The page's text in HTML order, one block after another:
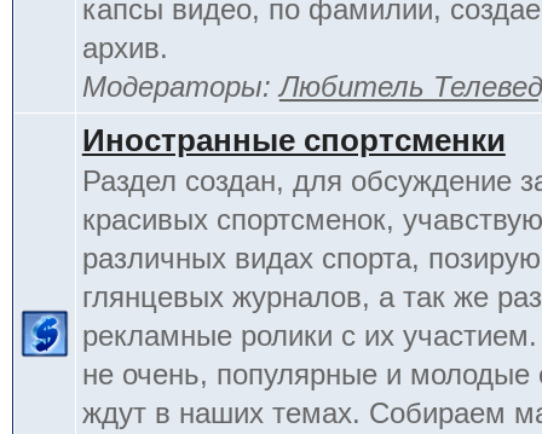
капсы видео, по фамилии,
архив.
Модераторы:Любитель
Иностранные спортсменки
Раздел создан, для обсуждение
красивых спортсменок,
различных видах спорта,
глянцевых журналов, а так же
рекламные ролики с их
не очень, популярные и молодые
ждут в наших темах. Собираем